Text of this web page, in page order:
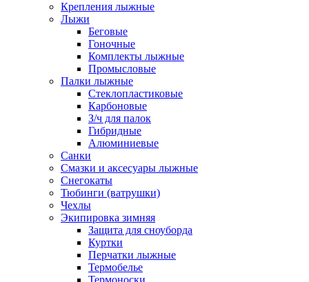
Крепления лыжные
Лыжи
Беговые
Гоночные
Комплекты лыжные
Промысловые
Палки лыжные
Стеклопластиковые
Карбоновые
З/ч для палок
Гибридные
Алюминиевые
Санки
Смазки и аксесуары лыжные
Снегокаты
Тюбинги (ватрушки)
Чехлы
Экипировка зимняя
Защита для сноуборда
Куртки
Перчатки лыжные
Термобелье
Термоноски